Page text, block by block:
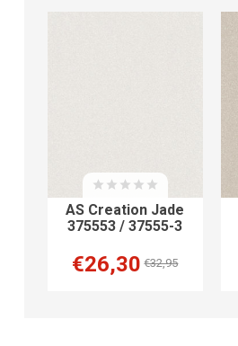
AS Creation Jade
375553 / 37555-3
€26,30 €32,95